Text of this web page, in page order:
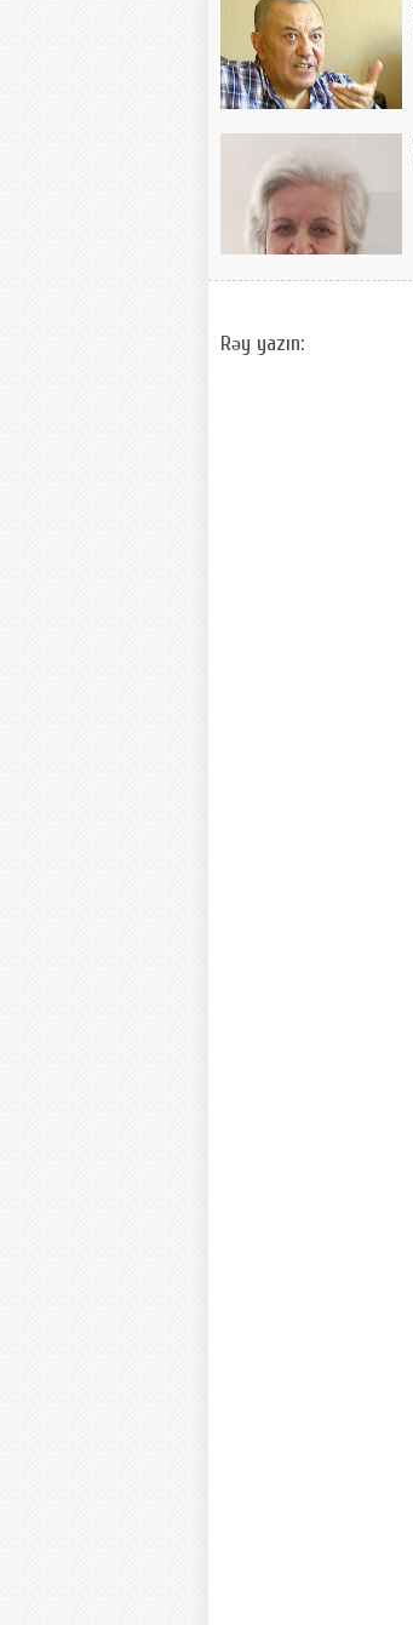
Rəy yazın: